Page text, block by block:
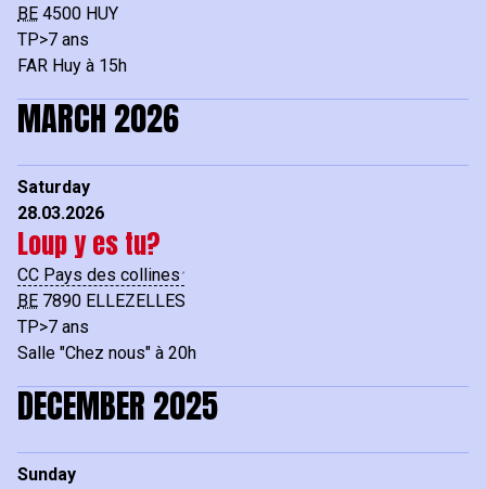
BE 4500 HUY
TP>7 ans
FAR Huy à 15h
MARCH 2026
Saturday
28.03.2026
Loup y es tu?
CC Pays des collines
BE 7890 ELLEZELLES
TP>7 ans
Salle "Chez nous" à 20h
DECEMBER 2025
Sunday